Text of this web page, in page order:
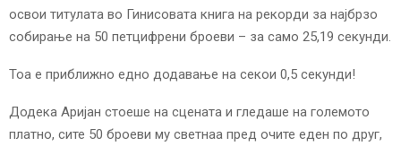
освои титулата во Гинисовата книга на рекорди за најбрзо
собирање на 50 петцифрени броеви – за само 25,19 секунди.
Тоа е приближно едно додавање на секои 0,5 секунди!
Додека Аријан стоеше на сцената и гледаше на големото
платно, сите 50 броеви му светнаа пред очите еден по друг,